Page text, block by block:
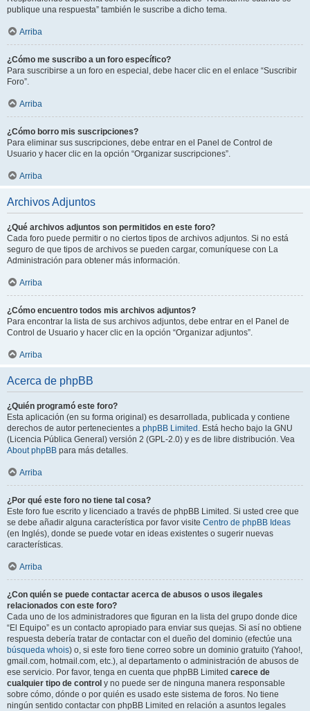
publique una respuesta” también le suscribe a dicho tema.
Arriba
¿Cómo me suscribo a un foro específico?
Para suscribirse a un foro en especial, debe hacer clic en el enlace “Suscribir
Foro”.
Arriba
¿Cómo borro mis suscripciones?
Para eliminar sus suscripciones, debe entrar en el Panel de Control de
Usuario y hacer clic en la opción “Organizar suscripciones”.
Arriba
Archivos Adjuntos
¿Qué archivos adjuntos son permitidos en este foro?
Cada foro puede permitir o no ciertos tipos de archivos adjuntos. Si no está
seguro de que tipos de archivos se pueden cargar, comuníquese con La
Administración para obtener más información.
Arriba
¿Cómo encuentro todos mis archivos adjuntos?
Para encontrar la lista de sus archivos adjuntos, debe entrar en el Panel de
Control de Usuario y hacer clic en la opción “Organizar adjuntos”.
Arriba
Acerca de phpBB
¿Quién programó este foro?
Esta aplicación (en su forma original) es desarrollada, publicada y contiene
derechos de autor pertenecientes a phpBB Limited . Está hecho bajo la GNU
(Licencia Pública General) versión 2 (GPL-2.0) y es de libre distribución. Vea
About phpBB para más detalles.
Arriba
¿Por qué este foro no tiene tal cosa?
Este foro fue escrito y licenciado a través de phpBB Limited. Si usted cree que
se debe añadir alguna característica por favor visite Centro de phpBB Ideas
(en Inglés), donde se puede votar en ideas existentes o sugerir nuevas
características.
Arriba
¿Con quién se puede contactar acerca de abusos o usos ilegales
relacionados con este foro?
Cada uno de los administradores que figuran en la lista del grupo donde dice
“El Equipo” es un contacto apropiado para enviar sus quejas. Si así no obtiene
respuesta debería tratar de contactar con el dueño del dominio (efectúe una
búsqueda whois) o, si este foro tiene correo sobre un dominio gratuito (Yahoo!,
gmail.com, hotmail.com, etc.), al departamento o administración de abusos de
ese servicio. Por favor, tenga en cuenta que phpBB Limited carece de
cualquier tipo de control y no puede ser de ninguna manera responsable
sobre cómo, dónde o por quién es usado este sistema de foros. No tiene
ningún sentido contactar con phpBB Limited en relación a asuntos legales